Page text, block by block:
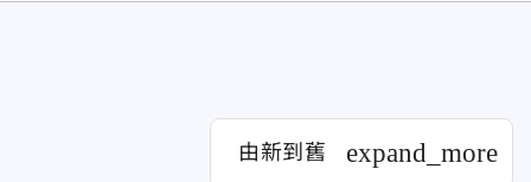
由新到舊 expand_more